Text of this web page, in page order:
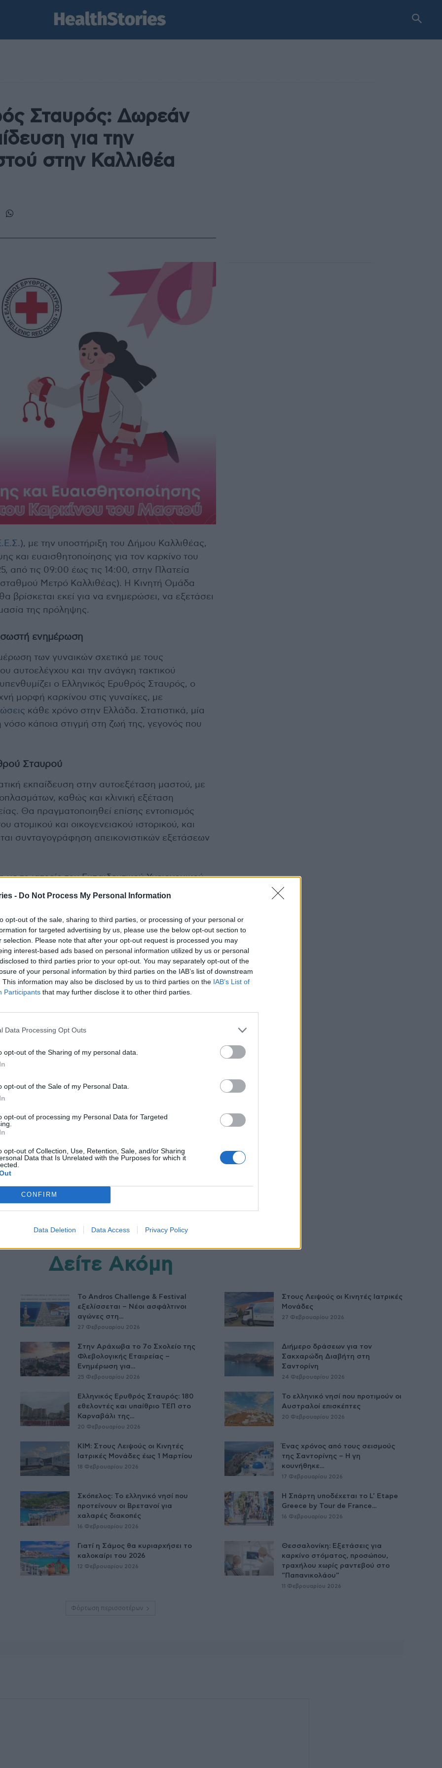
- Do Not Process My Personal Information
opt-out of the sale, sharing to third parties, or processing of your personal or
for targeted advertising by us, please use the below opt-out section to
selection. Please note that after your opt-out request is processed you may
interest-based ads based on personal information utilized by us or personal
to third parties prior to your opt-out. You may separately opt-out of the
of your personal information by third parties on the IAB’s list of downstream
This information may also be disclosed by us to third parties on the IAB’s List of
Participants that may further disclose it to other third parties.
Data Processing Opt Outs
opt-out of the Sharing of my personal data.
opt-out of the Sale of my Personal Data.
opt-out of processing my Personal Data for Targeted
opt-out of Collection, Use, Retention, Sale, and/or Sharing
Data that Is Unrelated with the Purposes for which it
CONFIRM
Data Deletion Data Access Privacy Policy
Σταυρός: Δωρεάν
για την
στην Καλλιθέα
), με την υποστήριξη του Δήμου Καλλιθέας,
και ευαισθητοποίησης για τον καρκίνο του
από τις 09:00 έως τις 14:00, στην Πλατεία
σταθμού Μετρό Καλλιθέας). Η Κινητή Ομάδα
βρίσκεται εκεί για να ενημερώσει, να εξετάσει
της πρόληψης.
σωστή ενημέρωση
των γυναικών σχετικά με τους
αυτοελέγχου και την ανάγκη τακτικού
ο Ελληνικός Ερυθρός Σταυρός, ο
μορφή καρκίνου στις γυναίκες, με
κάθε χρόνο στην Ελλάδα. Στατιστικά, μία
νόσο κάποια στιγμή στη ζωή της, γεγονός που
Σταυρού
εκπαίδευση στην αυτοεξέταση μαστού, με
καθώς και κλινική εξέταση
Θα πραγματοποιηθεί επίσης εντοπισμός
ατομικού και οικογενειακού ιστορικού, και
συνταγογράφηση απεικονιστικών εξετάσεων
το ιατρείο του Εκπαιδευτικού Υγειονομικού
ώστε να εξασφαλιστεί συνέχεια στη
όπου χρειάζεται.
της πρωτοβουλίας, υπενθυμίζει ότι η
σώζει ζωές και καλεί όλες τις γυναίκες
έλεγχο. «Η ενημέρωση, η πρόληψη και η
όπλα ενάντια στον καρκίνο του μαστού»,
πρώτης γραμμής σε γυναίκες με υψηλό
ισοδυναμούν με μείωση κατά 1/3 της
καρκίνο του μαστού
Δείτε Ακόμη
Το Andros Challenge & Festival
εξελίσσεται – Νέοι ασφάλτινοι
αγώνες στη...
27 Φεβρουαρίου 2026
Στους Λειψούς οι Κινητές Ιατρικές
Μονάδες
27 Φεβρουαρίου 2026
Στην Αράχωβα το 7ο Σχολείο της
Φλεβολογικής Εταιρείας –
Ενημέρωση για...
25 Φεβρουαρίου 2026
Διήμερο δράσεων για τον
Σακχαρώδη Διαβήτη στη
Σαντορίνη
24 Φεβρουαρίου 2026
Ελληνικός Ερυθρός Σταυρός: 180
εθελοντές και υπαίθριο ΤΕΠ στο
Καρναβάλι της...
20 Φεβρουαρίου 2026
Το ελληνικό νησί που προτιμούν οι
Αυστραλοί επισκέπτες
20 Φεβρουαρίου 2026
ΚΙΜ: Στους Λειψούς οι Κινητές
Ιατρικές Μονάδες έως 1 Μαρτίου
18 Φεβρουαρίου 2026
Ένας χρόνος από τους σεισμούς
της Σαντορίνης – Η γη
κουνήθηκε...
17 Φεβρουαρίου 2026
Σκόπελος: Το ελληνικό νησί που
προτείνουν οι Βρετανοί για
χαλαρές διακοπές
16 Φεβρουαρίου 2026
Η Σπάρτη υποδέχεται το L’ Etape
Greece by Tour de France...
16 Φεβρουαρίου 2026
Γιατί η Σάμος θα κυριαρχήσει το
καλοκαίρι του 2026
12 Φεβρουαρίου 2026
Θεσσαλονίκη: Εξετάσεις για
καρκίνο στόματος, προσώπου,
τραχήλου χωρίς ραντεβού στο
“Παπανικολάου”
11 Φεβρουαρίου 2026
Φόρτωση περισσοτέρων